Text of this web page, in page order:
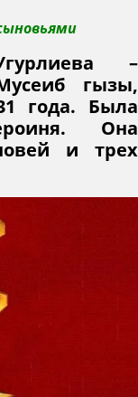
–
гызы,
года. Была
Она
и трех